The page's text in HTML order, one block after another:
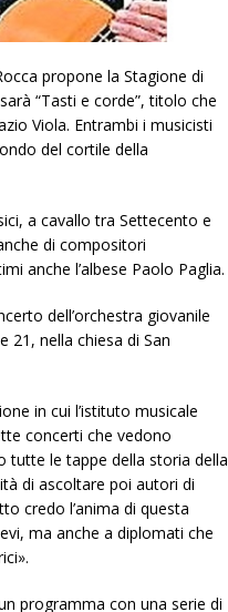
propone la Stagione di
“Tasti e corde”, titolo che
Viola. Entrambi i musicisti
del cortile della
a cavallo tra Settecento e
di compositori
anche l’albese Paolo Paglia.
dell’orchestra giovanile
21, nella chiesa di San
in cui l’istituto musicale
concerti che vedono
tutte le tappe della storia della
di ascoltare poi autori di
credo l’anima di questa
ma anche a diplomati che
programma con una serie di